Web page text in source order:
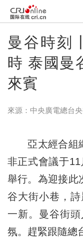
曼谷時刻
時 泰國曼
來賓
來源： 中央廣電總台
亞太經合組織
非正式會議于
舉行。為迎接此
谷大街小巷，
一新。曼谷街
氛。趕緊跟隨總